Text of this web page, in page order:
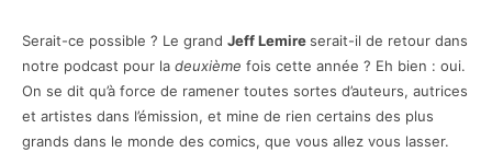
Serait-ce possible ? Le grand Jeff Lemireserait-il de retour dans
notre podcast pour la deuxième fois cette année ? Eh bien : oui.
On se dit qu’à force de ramener toutes sortes d’auteurs, autrices
et artistes dans l’émission, et mine de rien certains des plus
grands dans le monde des comics, que vous allez vous lasser.